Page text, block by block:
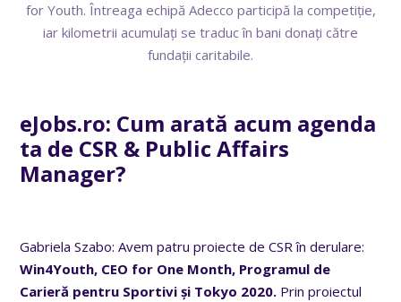
for Youth. Întreaga echipă Adecco participă la competiție,
iar kilometrii acumulați se traduc în bani donați către
fundații caritabile.
eJobs.ro: Cum arată acum agenda
ta de CSR & Public Affairs
Manager?
Gabriela Szabo: Avem patru proiecte de CSR în derulare:
Win4Youth, CEO for One Month, Programul de
Carieră pentru Sportivi și Tokyo 2020. Prin proiectul